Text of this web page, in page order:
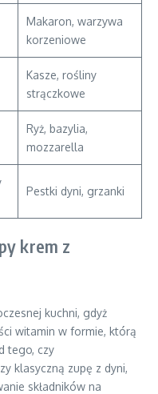
Makaron, warzywa
korzeniowe
Kasze, rośliny
strączkowe
Ryż, bazylia,
mozzarella
Pestki dyni, grzanki
krem z
kuchni, gdyż
witamin w formie, którą
tego, czy
klasyczną zupę z dyni,
składników na